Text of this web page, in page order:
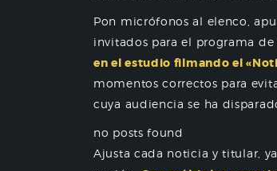
Pon micrófonos al elenco,
invitados para el programa
en el estudio filmando el
momentos correctos para
cuya audiencia se ha
no posts found
Ajusta cada noticia y titular,